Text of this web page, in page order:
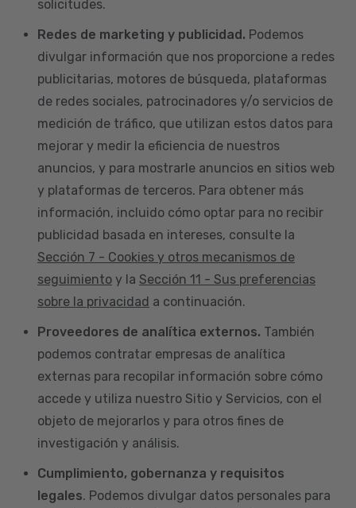
solicitudes.
Redes de marketing y publicidad. Podemos
divulgar información que nos proporcione a redes
publicitarias, motores de búsqueda, plataformas
de redes sociales, patrocinadores y/o servicios de
medición de tráfico, que utilizan estos datos para
mejorar y medir la eficiencia de nuestros
anuncios, y para mostrarle anuncios en sitios web
y plataformas de terceros. Para obtener más
información, incluido cómo optar para no recibir
publicidad basada en intereses, consulte la
Sección 7 - Cookies y otros mecanismos de
seguimiento y la Sección 11 - Sus preferencias
sobre la privacidad a continuación.
Proveedores de analítica externos. También
podemos contratar empresas de analítica
externas para recopilar información sobre cómo
accede y utiliza nuestro Sitio y Servicios, con el
objeto de mejorarlos y para otros fines de
investigación y análisis.
Cumplimiento, gobernanza y requisitos
legales. Podemos divulgar datos personales para